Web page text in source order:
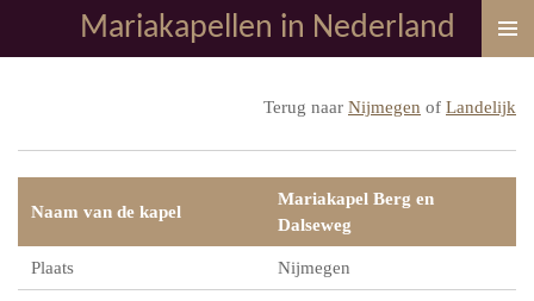
direct
Mariakapellen in Nederland
Terug naar Nijmegen of Landelijk
Naam van de kapel
Mariakapel Berg en
Dalseweg
Plaats Nijmegen